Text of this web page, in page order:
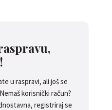
u raspravi, ali još se
korisnički račun?
registriraj se